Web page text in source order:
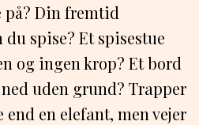
Din fremtid
spise? Et spisestue
og ingen krop? Et bord
uden grund? Trapper
end en elefant, men vejer